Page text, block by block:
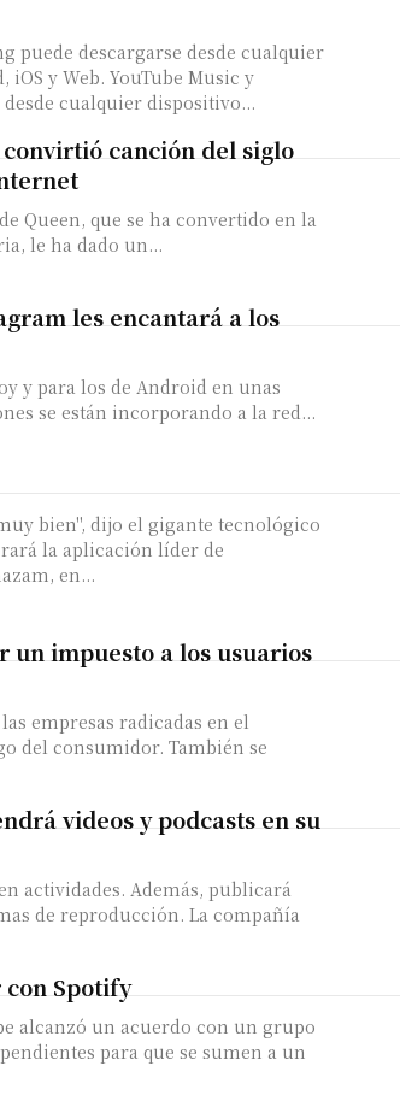
puede descargarse desde cualquier
y Web. YouTube Music y
cualquier dispositivo...
convirtió canción del siglo
Queen, que se ha convertido en la
le ha dado un...
les encantará a los
y para los de Android en unas
se están incorporando a la red...
bien", dijo el gigante tecnológico
la aplicación líder de
en...
un impuesto a los usuarios
empresas radicadas en el
del consumidor. También se
videos y podcasts en su
actividades. Además, publicará
La compañía
Spotify
alcanzó un acuerdo con un grupo
para que se sumen a un